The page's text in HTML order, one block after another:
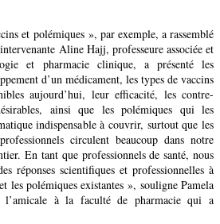
et polémiques », par exemple, a rassemblé
Aline Hajj, professeure associée et
et pharmacie clinique, a présenté les
d’un médicament, les types de vaccins
aujourd’hui, leur efficacité, les contre-
ainsi que les polémiques qui les
indispensable à couvrir, surtout que les
circulent beaucoup dans notre
En tant que professionnels de santé, nous
réponses scientifiques et professionnelles à
les polémiques existantes », souligne Pamela
l’amicale à la faculté de pharmacie qui a